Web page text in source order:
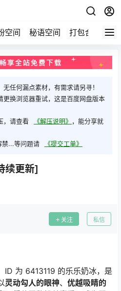
空间 秘语空间 打包合集 关
任何漏点素材，有需求请另寻！
换浏览器重试，这是百度网盘版本
，请查看
《解压说明》 ，能分享就
...等问题请
《提交工单》
续更新]
关注 私信
ID 为 6413119 的乐乐奶冰，是
灵动勾人的眼神、 优越吸睛的